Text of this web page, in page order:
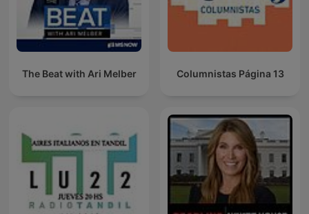
The Beat with Ari Melber Columnistas Página 13